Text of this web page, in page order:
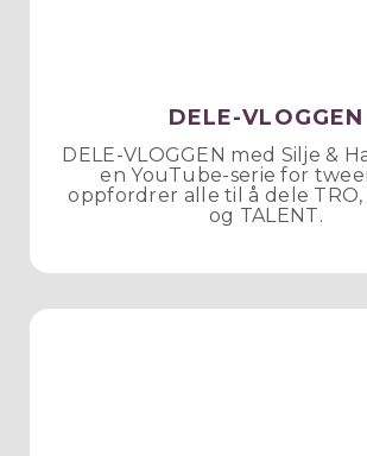
DELE-VLOGGEN
DELE-VLOGGEN med Silje &
en YouTube-serie for
oppfordrer alle til å dele TRO,
og TALENT.